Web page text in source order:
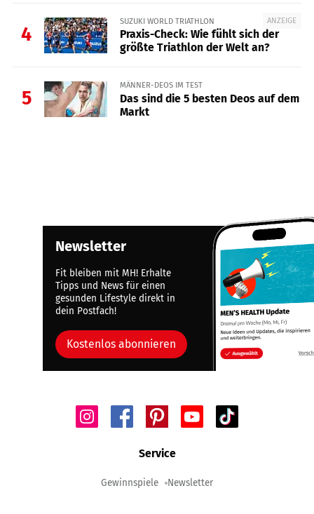
4
ANZEIGE
SUZUKI WORLD TRIATHLON
Praxis-Check: Wie fühlt sich der
größte Triathlon der Welt an?
5
MÄNNER-DEOS IM TEST
Das sind die 5 besten Deos auf dem
Markt
Newsletter
Fit bleiben mit MH! Erhalte
Tipps und News für einen
gesunden Lifestyle direkt in
dein Postfach!
Kostenlos abonnieren
Service
Gewinnspiele Newsletter